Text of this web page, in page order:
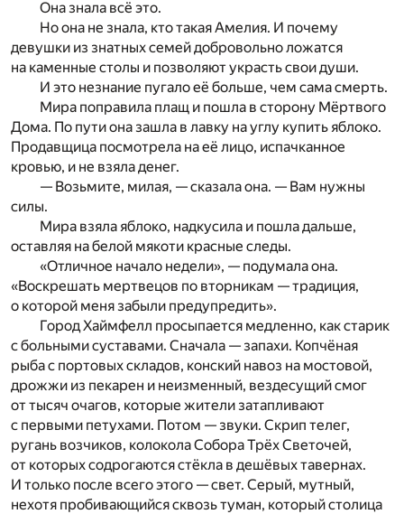
Она знала всё это.
Но она не знала, кто такая Амелия. И почему
девушки из знатных семей добровольно ложатся
на каменные столы и позволяют украсть свои души.
И это незнание пугало её больше, чем сама смерть.
Мира поправила плащ и пошла в сторону Мёртвого
Дома. По пути она зашла в лавку на углу купить яблоко.
Продавщица посмотрела на её лицо, испачканное
кровью, и не взяла денег.
— Возьмите, милая, — сказала она. — Вам нужны
силы.
Мира взяла яблоко, надкусила и пошла дальше,
оставляя на белой мякоти красные следы.
«Отличное начало недели», — подумала она.
«Воскрешать мертвецов по вторникам — традиция,
о которой меня забыли предупредить».
Город Хаймфелл просыпается медленно, как старик
с больными суставами. Сначала — запахи. Копчёная
рыба с портовых складов, конский навоз на мостовой,
дрожжи из пекарен и неизменный, вездесущий смог
от тысяч очагов, которые жители затапливают
с первыми петухами. Потом — звуки. Скрип телег,
ругань возчиков, колокола Собора Трёх Светочей,
от которых содрогаются стёкла в дешёвых тавернах.
И только после всего этого — свет. Серый, мутный,
нехотя пробивающийся сквозь туман, который столица